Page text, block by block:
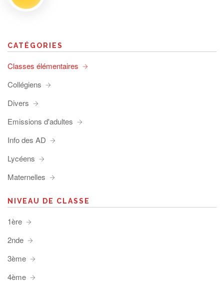
CATÉGORIES
Classes élémentaires
Collégiens
Divers
Emissions d'adultes
Info des AD
Lycéens
Maternelles
NIVEAU DE CLASSE
1ère
2nde
3ème
4ème